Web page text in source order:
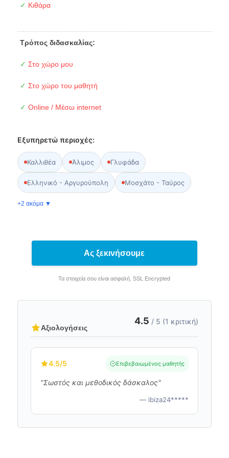
✓ Κιθάρα
Τρόπος διδασκαλίας:
✓ Στο χώρο μου
✓ Στο χώρο του μαθητή
✓ Online / Μέσω internet
Εξυπηρετώ περιοχές:
Καλλιθέα Άλιμος Γλυφάδα
Ελληνικό - Αργυρούπολη Μοσχάτο - Ταύρος
+2 ακόμα ▼
Ας ξεκινήσουμε
Τα στοιχεία σου είναι ασφαλή. SSL Encrypted
Αξιολογήσεις
4.5 / 5 (1 κριτική)
4.5/5 Επιβεβαιωμένος μαθητής
"Σωστός και μεθοδικός δάσκαλος"
— ibiza24*****